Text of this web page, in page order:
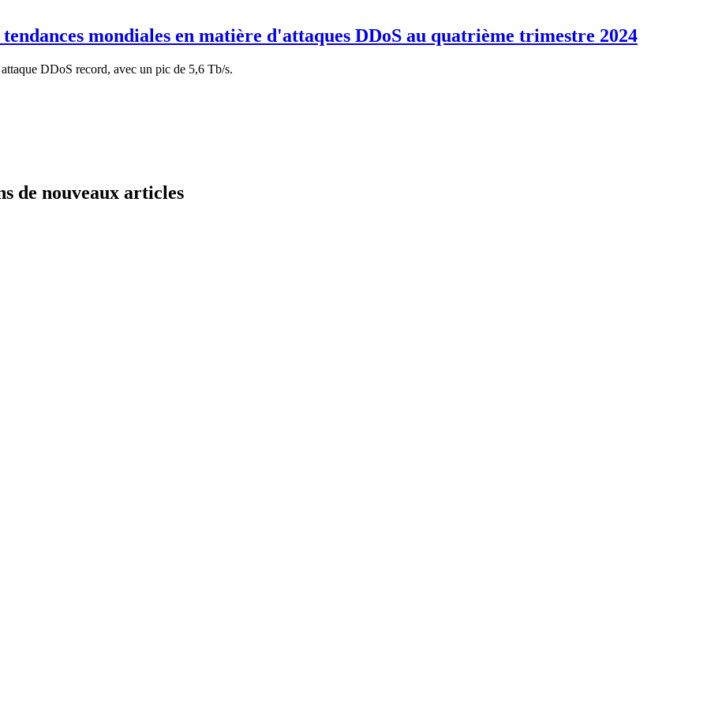
mondiales en matière d'attaques DDoS au quatrième trimestre 2024
DDoS record, avec un pic de 5,6 Tb/s.
de nouveaux articles